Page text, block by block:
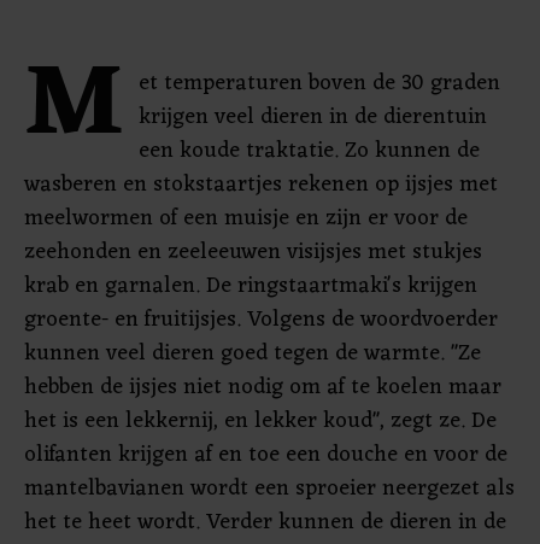
M et temperaturen boven de 30 graden
krijgen veel dieren in de dierentuin
een koude traktatie. Zo kunnen de
wasberen en stokstaartjes rekenen op ijsjes met
meelwormen of een muisje en zijn er voor de
zeehonden en zeeleeuwen visijsjes met stukjes
krab en garnalen. De ringstaartmaki's krijgen
groente- en fruitijsjes. Volgens de woordvoerder
kunnen veel dieren goed tegen de warmte. "Ze
hebben de ijsjes niet nodig om af te koelen maar
het is een lekkernij, en lekker koud", zegt ze. De
olifanten krijgen af en toe een douche en voor de
mantelbavianen wordt een sproeier neergezet als
het te heet wordt. Verder kunnen de dieren in de